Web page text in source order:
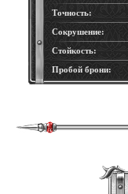
Точность:
Сокрушение:
Стойкость:
Пробой брони: